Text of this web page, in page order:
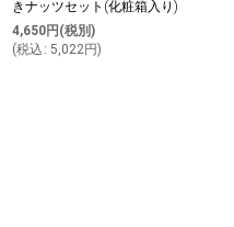
きナッツセット(化粧箱入り)
4,650円 (税別)
(税込 : 5,022円)